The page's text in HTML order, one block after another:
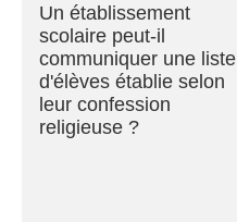
Un établissement
scolaire peut-il
communiquer une liste
d'élèves établie selon
leur confession
religieuse ?